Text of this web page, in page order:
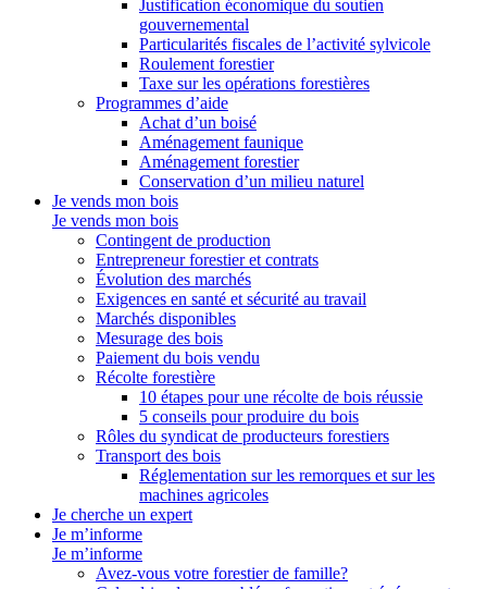
Justification économique du soutien
gouvernemental
Particularités fiscales de l’activité sylvicole
Roulement forestier
Taxe sur les opérations forestières
Programmes d’aide
Achat d’un boisé
Aménagement faunique
Aménagement forestier
Conservation d’un milieu naturel
Je vends mon bois
Je vends mon bois
Contingent de production
Entrepreneur forestier et contrats
Évolution des marchés
Exigences en santé et sécurité au travail
Marchés disponibles
Mesurage des bois
Paiement du bois vendu
Récolte forestière
10 étapes pour une récolte de bois réussie
5 conseils pour produire du bois
Rôles du syndicat de producteurs forestiers
Transport des bois
Réglementation sur les remorques et sur les
machines agricoles
Je cherche un expert
Je m’informe
Je m’informe
Avez-vous votre forestier de famille?